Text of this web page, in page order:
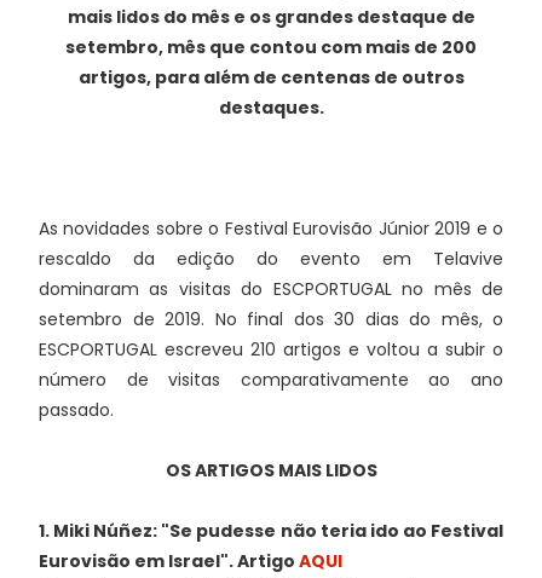
mais lidos do mês e os grandes destaque de
setembro, mês que contou com mais de 200
artigos, para além de centenas de outros
destaques.
As novidades sobre o Festival Eurovisão Júnior 2019 e o
rescaldo da edição do evento em Telavive
dominaram as visitas do ESCPORTUGAL no mês de
setembro de 2019. No final dos 30 dias do mês, o
ESCPORTUGAL escreveu 210 artigos e voltou a subir o
número de visitas comparativamente ao ano
passado.
OS ARTIGOS MAIS LIDOS
1. Miki Núñez: "Se pudesse não teria ido ao Festival
Eurovisão em Israel". Artigo AQUI